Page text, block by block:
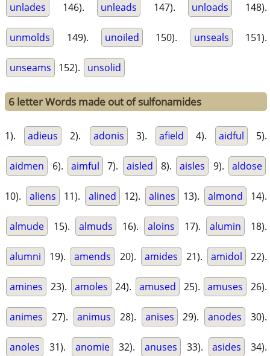
unlades 146). unleads 147). unloads 148).
unmolds 149). unoiled 150). unseals 151).
unseams 152). unsolid
6 letter Words made out of sulfonamides
1). adieus 2). adonis 3). afield 4). aidful 5).
aidmen 6). aimful 7). aisled 8). aisles 9). aldose
10). aliens 11). alined 12). alines 13). almond 14).
almude 15). almuds 16). aloins 17). alumin 18).
alumni 19). amends 20). amides 21). amidol 22).
amines 23). amoles 24). amused 25). amuses 26).
animes 27). animus 28). anises 29). anodes 30).
anoles 31). anomie 32). anuses 33). asides 34).